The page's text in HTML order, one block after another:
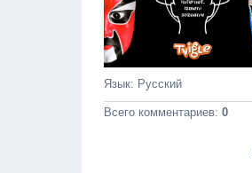
Язык: Русский
Всего комментариев: 0